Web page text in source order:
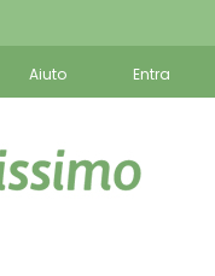
Aiuto Entra